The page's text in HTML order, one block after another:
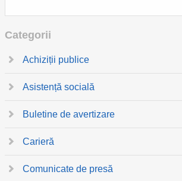
Categorii
Achiziții publice
Asistență socială
Buletine de avertizare
Carieră
Comunicate de presă